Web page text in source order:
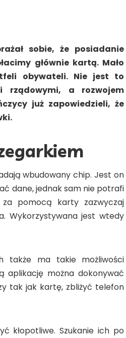
sobie, że posiadanie
głównie kartą. Mało
obywateli. Nie jest to
rządowymi, a rozwojem
już zapowiedzieli, że
wbudowany chip. Jest on
dane, jednak sam nie potrafi
pomocą karty zazwyczaj
Wykorzystywana jest wtedy
także ma takie możliwości
aplikację można dokonywać
tak jak kartę, zbliżyć telefon
kłopotliwe. Szukanie ich po